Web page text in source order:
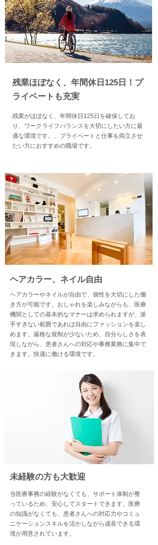
​残業ほぼなく、年間休日125日！プ
ライベートも充実
残業がほぼなく、年間休日125日を確保してお
り、ワークライフバランスを大切にしたい方に最
適な環境です。、プライベートと仕事を両立させ
たい方におすすめの職場です。
​ヘアカラー、ネイル自由
​ヘアカラーやネイルが自由で、個性を大切にした働
き方が可能です。おしゃれを楽しみながらも、医療
機関としての基本的なマナーは求められますが、派
手すぎない範囲であれば自由にファッションを楽し
めます。厳格な規制が少ないため、自分らしさを表
現しながら、患者さんへの対応や事務業務に集中で
きます。快適に働ける環境です。
​未経験の方も大歓迎
​当医療事務の経験がなくても、サポート体制が整
っているため、安心してスタートできます。医療
の知識がなくても、患者さんへの対応力やコミュ
ニケーションスキルを活かしながら成長できる環
境が用意されています。